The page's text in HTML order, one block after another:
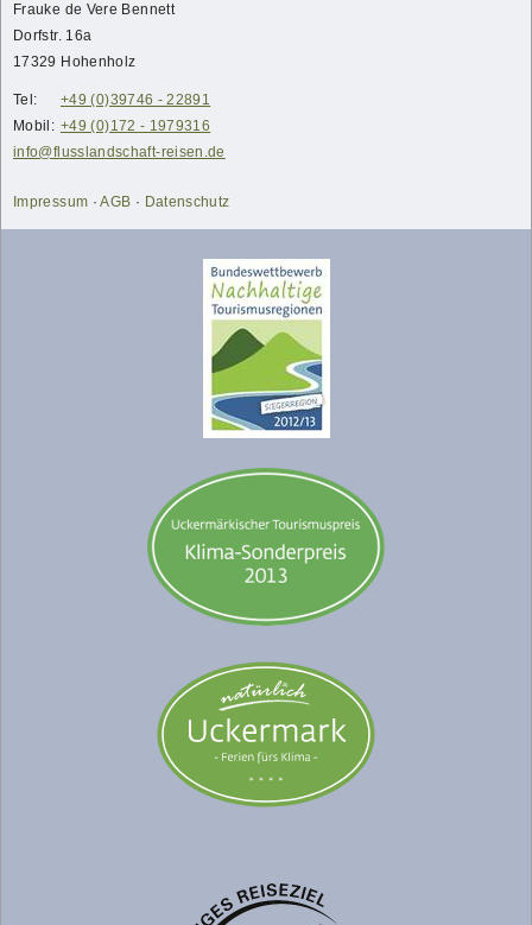
Frauke de Vere Bennett
Dorfstr. 16a
17329 Hohenholz
Tel:
+49 (0)39746 - 22891
Mobil: +49 (0)172 - 1979316
info@flusslandschaft-reisen.de
Impressum ·AGB · Datenschutz